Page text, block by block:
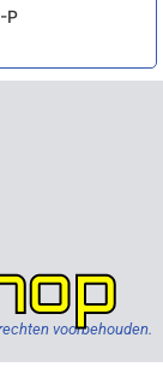
P
voorbehouden.